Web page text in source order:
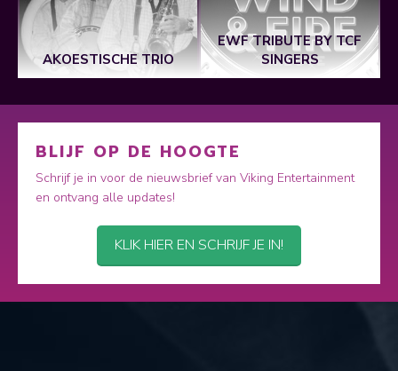
AKOESTISCHE TRIO
EWF TRIBUTE BY TCF
SINGERS
BLIJF OP DE HOOGTE
Schrijf je in voor de nieuwsbrief van Viking Entertainment
en ontvang alle updates!
KLIK HIER EN SCHRIJF JE IN!